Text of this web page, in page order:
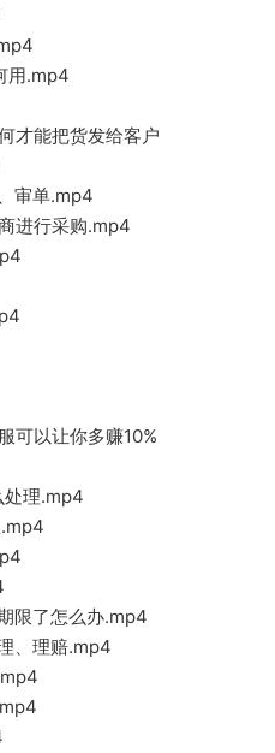
用.mp4
才能把货发给客户
审单.mp4
进行采购.mp4
可以让你多赚10%
处理.mp4
.mp4
限了怎么办.mp4
、理赔.mp4